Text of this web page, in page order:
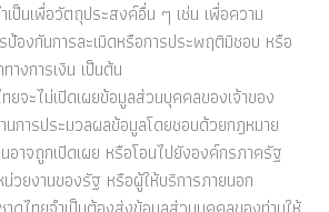
เป็นเพื่อวัตถุประสงค์อื่น ๆ เช่น เพื่อความ
ป้องกันการละเมิดหรือการประพฤติมิชอบ หรือ
างการเงิน เป็นต้น
ยจะไม่เปิดเผยข้อมูลส่วนบุคคลของเจ้าของ
นการประมวลผลข้อมูลโดยชอบด้วยกฎหมาย
อาจถูกเปิดเผย หรือโอนไปยังองค์กรภาครัฐ
วยงานของรัฐ หรือผู้ให้บริการภายนอก